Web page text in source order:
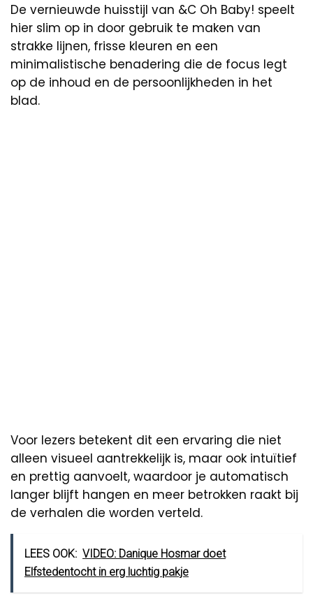
De vernieuwde huisstijl van &C Oh Baby! speelt
hier slim op in door gebruik te maken van
strakke lijnen, frisse kleuren en een
minimalistische benadering die de focus legt
op de inhoud en de persoonlijkheden in het
blad.
Voor lezers betekent dit een ervaring die niet
alleen visueel aantrekkelijk is, maar ook intuïtief
en prettig aanvoelt, waardoor je automatisch
langer blijft hangen en meer betrokken raakt bij
de verhalen die worden verteld.
LEES OOK: VIDEO: Danique Hosmar doet
Elfstedentocht in erg luchtig pakje